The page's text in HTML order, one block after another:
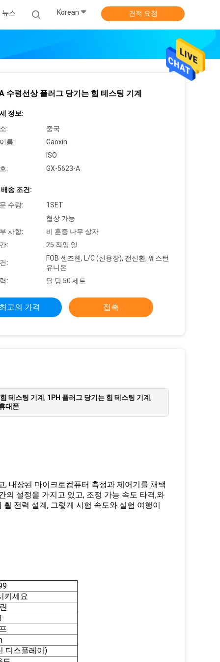
뉴스 Korean 견적 요청
수평선상 플러그 당기는 힘 테스팅 기계
정보:
:
중국
름:
Gaoxin
ISO
:
GX-5623-A
송 조건:
수량:
1SET
협상 가능
사항:
비 훈증 나무 상자
:
25 작업 일
:
FOB 센즈헨, L/C (신용장), 전신환, 웨스턴
유니온
:
달 당 50 세트
최고의 가격 접촉
테스팅 기계 , 1PH 플러그 당기는 힘 테스팅 기계 ,
대폰
내장된 마이크로컴퓨터 측정과 제어기를 채택
의 설정을 가지고 있고, 조정 가능 속도 타격,와
전력 설계, 그렇게 시험 속도와 실험 여행이
키세요
디스플레이)